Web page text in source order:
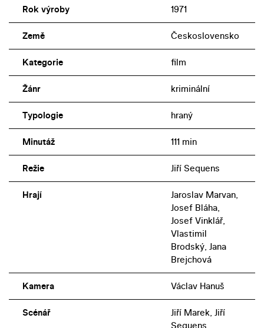
manželkou.
Rok výroby 1971
Země Československo
Kategorie film
Žánr kriminální
Typologie hraný
Minutáž 111 min
Režie Jiří Sequens
Hrají
Jaroslav Marvan,
Josef Bláha,
Josef Vinklář,
Vlastimil
Brodský, Jana
Brejchová
Kamera Václav Hanuš
Scénář
Jiří Marek, Jiří